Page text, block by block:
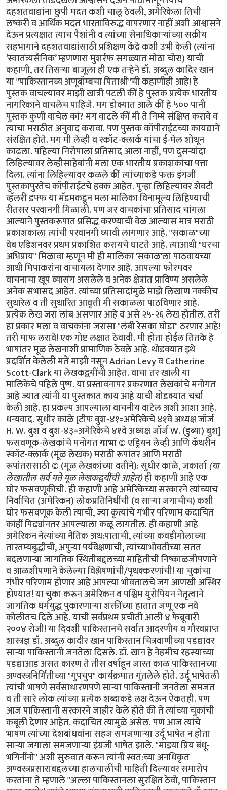
दहशतवाद्यांना छुपी मदत कशी चालू ठेवली, अमेरिकेला तिची
लष्करी व आर्थिक मदत भारताविरुद्ध वापरणार नाहीं अशी आश्वासने
देऊन प्रत्यक्षात त्याच पैशांनी व त्यांच्या सेनाधिकार्‍यांच्या सक्रीय
सहभागाने दहशतवाद्यांसाठी प्रशिक्षण केंद्रे कशी उभी केली (त्यांना
’स्वातंत्र्यसैनिक’ म्हणणारा मुशर्रफ सगळ्यात मोठा चोर!) याची
कहाणी, तर तिसर्‍या बाजूला ही एक तर्‍हेने डॉ. अब्दुल कादिर खान
या "पाकिस्तानच्य अणूबॉम्बचा पिताश्री"ची कहाणीही आहे! हे
पुस्तक वाचल्यावर माझी खात्री पटली कीं हे पुस्तक प्रत्येक भारतीय
नागरिकाने वाचलेच पाहिजे. मग डोक्यात आले कीं हे ५०० पानी
पुस्तक कुणी वाचेल कां? मग वाटले कीं मी ते निम्मे संक्षिप्त करावे व
त्याचा मराठीत अनुवाद करावा. पण पुस्तक कॉपीराईटच्या कायद्याने
संरक्षित होते. मग मी लेव्ही व स्कॉट-क्लार्क यांचा ई-मेल शोधून
काढला. पहिल्या निरोपाला प्रतिसाद आला नाहीं, पण दुसर्‍यांदा
लिहिल्यावर लेव्हीसाहेबांनी मला एक भारतीय प्रकाशकांचा पत्ता
दिला. त्यांना लिहिल्यावर कळले कीं त्यांच्याकडे फक्त इंगजी
पुस्तकापुरतेच कॉपीराईटचे हक्क आहेत. पुन्हा लिहिल्यावर शेवटी
व्हॅलरी डफ्फ या मॅडमकडून मला मालिका विनामूल्य लिहिण्याची
रीतसर परवानगी मिळाली. पण जर वाचकांचा प्रतिसाद चांगला
आल्याने पुस्तकरूपात प्रसिद्ध करण्याची वेळ आल्यास मात्र मराठी
प्रकाशकाला त्यांची परवानगी घ्यावी लागणार आहे. "सकाळ"च्या
वेब एडिशनवर प्रथम प्रकाशित करायचे घाटते आहे. त्याआधी "घरचा
अभिप्राय" मिळावा म्हणून मी ही मालिका 'सकाळ'ला पाठवायच्या
आधी मिपाकरांना वाचायला देणार आहे. आपल्या फोरमवर
वाचनाचा खूप व्यासंग असलेले व अनेक क्षेत्रांत प्राविण्य असलेले
अनेक सभासद आहेत. त्यांच्या प्रतिसादांमुळे माझे लिखाण नक्कीच
सुधारेल व ती सुधारित आवृत्ती मी सकाळला पाठविणार आहे.
प्रत्येक लेख जरा लांब असणार आहे व असे २५-२६ लेख होतील. तरी
हा प्रकार मला व वाचकांना जरासा "लंबी रेसका घोडा" ठरणार आहे!
तरी माफ लरावे! एक गोष्ट लक्षात ठेवावी. मी होता होईल तितके हे
भाषांतर मूळ लेखनाशी प्रामाणिक ठेवले आहे. थोडक्यात इथे
प्रदर्शित केलेली मतें माझी नसून Adrian Levy व Catherine
Scott-Clark या लेखकद्वयींची आहेत. वाचा तर खाली या
मालिकेचे पहिले पुष्प. या प्रस्तावनापर प्रकरणात लेखकांचे मनोगत
आहे ज्यात त्यांनी या पुस्तकात काय आहे याची थोडक्यात चर्चा
केली आहे. हा प्रकल्प आपल्याला वाचनीय वाटेल अशी आशा आहे.
धन्यवाद. सुधीर काळे [टीपः बुश-४१=अमेरिकेचे ४१वे अध्यक्ष जॉर्ज
H. W. बुश व बुश-४३=अमेरिकेचे ४१वे अध्यक्ष जॉर्ज W. (डुब्या) बुश]
फसवणूक-लेखकांचे मनोगतगाभा© एड्रियन लेव्ही आणि कॅथरीन
स्कॉट-क्लार्क (मूळ लेखक) मराठी रूपांतर आणि मराठी
रूपांतरासाठी © (मूळ लेखकांच्या वतीने): सुधीर काळे, जकार्ता(या
लेखातील सर्व मते मूळ लेखकद्वयींची आहेत)ही कहाणी आहे एक घोर फसवणूकीची. ही कहाणी आहे अमेरिकेच्या सरकारने त्यांच्याच निर्वाचित (अमेरिकन) लोकप्रतिनिधींची (व सार्‍या जगाचीच) कशी घोर फसवणूक केली त्याची, ज्या कृत्यांचे गंभीर परिणाम कदाचित कांहीं पिढ्यांनतर आपल्याला कळू लागतील. ही कहाणी आहे अमेरिकन नेत्यांच्या नैतिक अध:पाताची, त्यांच्या कवडीमोलाच्या तारतम्यबुद्धीची, अपुर्‍या पर्यवेक्षणाची, त्यांच्याभोवतीच्या सतत बदलणार्‍या जागतिक स्थितीबद्दलच्या माहितीची निष्काळजीपणाने व आळशीपणाने केलेल्या विश्लेषणांची/पृथक्करणांची! या चुकांचा गंभीर परिणाम होणार आहे आपल्या भोवतालचे जग आणखी अस्थिर होण्यात! या चुका करून अमेरिकन व पश्चिम युरोपियन नेतृत्वाने जागतिक धर्मयुद्ध पुकारणार्‍या शक्तींच्या हातात जणू एक नवे कोलीतच दिले आहे. याची सर्वप्रथम प्रचीती आली ४ फेब्रूवारी २००४ रोजी! या दिवशी पाकिस्तानचे सर्वात आदरणीय व गौरवप्राप्त शास्त्रज्ञ डॉ. अब्दुल कादीर खान पाकिस्तान चित्रवाणीच्या पडद्यावर सार्‍या पाकिस्तानी जनतेला दिसले. डॉ. खान हे नेहमीच रहस्याच्या पडद्याआड असत कारण ते तीस वर्षाहून जास्त काळ पाकिस्तानच्या अण्वस्त्रनिर्मितीच्या "गुपचुप" कार्यक्रमात गुंतलेले होते. उर्दू भाषेतली त्यांची भाषणे सर्वसाधारणपणे सार्‍या पाकिस्तानी जनतेला समजत व ती सारे लोक त्यांच्या प्रत्येक शब्दाकडे लक्ष देऊन ऐकतही. पण आज पाकिस्तानी सरकारने जाहीर केले होते कीं ते त्यांच्या चुकांची कबूली देणार आहेत. कदाचित त्यामुळे असेल. पण आज त्यांचे भाषण त्यांच्या देशबांधवांना सहज समजणार्‍या उर्दू भाषेत न होता सार्‍या जगाला समजणार्‍या इंग्रजी भाषेत झाले. "माझ्या प्रिय बंधू-भगिनींनो" अशी सुरुवात करून त्यांनी स्वत:च्या अनधिकृत अण्वस्त्रप्रसाराबद्दलच्या हालचालींची माहिती दिल्यावर समारोप करतांना ते म्हणाले "अल्ला पाकिस्तानला सुरक्षित ठेवो, पाकिस्तान अमर असो"! त्यांचे भाषण संपताक्षणी पाकिस्तानी लष्कराने डॉ खान यांनी प्रे. बुश ज्यांना "अनिष्ट राष्ट्रांचा अक्ष" म्हणत (Axis of Evil) त्या उत्तर कोरिया, इराण व लिबिया या अशा गिर्‍हाइकांसाठी एकट्याने हा अण्वस्त्रप्रसाराचा काळा बाजार कसा चालवला होता याची माहिती दिली. या घटनेनंतर पाकिस्तानला अण्वस्त्रें बनवायला सहाय्य करून अमेरिकेने सार्‍या जगाची कशी फसवणूक केली हे पहिल्यांदाच जगाच्या निदर्शनाला आले. अण्वस्त्रप्रसाराबद्दल कुप्रसिद्ध असलेल्या व "टायफॉइड मेरी" या (अपमानास्पद) टोपणनावाने ओळखल्या जाणार्‍या डॉ खाननी अशी कबूली का दिली याबाबत सार्‍या जगात तावातावाने तर्क-कुतर्क सुरू झाले. कुणाला वाटले की त्यांच्या राजकीय किंवा धार्मिक श्रद्धांमुळे दिली, कुणाला वाटले की स्वत:ची इभ्रत वाढविण्यासाठी व स्थान बळकट करण्यासाठी? कुणा बदमाष राजवटीसाठी? अफगाणिस्तानमधील जिहाद्यांसाठी? ओसामा बिन लादेनसाठी? कीं युरोप-अमेरिकेत अणूबॉम्ब उडवू पहाणार्‍या अतिरेक्यांच्या टोळ्यांसाठी? अनेक वृत्तपत्रांत आलेल्या अग्रलेखांत कुणाच्या फायद्यासाठी त्यांनी हा कबूलीजबाब दिला असावा याबाबतही तर्‍हेतर्‍हेच्या अटकळी प्रसिद्ध झाल्या. प्रेसिडेंट जॉर्ज बुश यांनीही या फसवणुकीला जणू संमतीच दिली. कांहीं दिवसांनंतर ते म्हणाले, "खान यांनी त्यांचे सारे गुन्हे मान्य केले आहेत आणि त्यांचे या गुन्ह्यातील सहकारी आता या धंद्यातून बाहेर फेकले गेले आहेत. खान व त्यांचे छोटे टोळके अतीशय धक्कादायक गुन्ह्यांबद्दल दोषी आहेत. पण त्यांच्यावर खटला घालायची गरज दिसत नाहीं. बुश पुढे म्हणाले, "प्रेसिडेंट मुशर्रफ यांनी मला आश्वासन दिले आहे कीं ते खान यांच्या जालाबद्दलची (network) सर्व माहिती अमेरिकन सरकारला देतील व तो देश (पाकिस्तान) अशा अण्वस्त्रप्रसाराच्या मुळाशी असू दिला जाणार नाहीं." पाकिस्तान सरकारचे या घटनेवर इतके पूर्ण नियंत्रण आहे कीं खान व त्यांच्या सहकारी शास्त्रज्ञांना अमेरिकेत खटला घालण्यासाठी अमेरिकेच्या किंवा इतर पाश्चात्य राष्ट्रांच्या स्वाधीन करण्याची गरज नाहीं. सत्य परिस्थिती तर अशी होती कीं खान यांची कबूली एक दिशाभूल करण्यासाठी दिलेली कॢप्तीच होती. अण्वस्त्रांची काळी बाजारपेठ खान यांच्या नियंत्रणाखाली चालली तर होतीच, पण जाहीर व खासगी वक्तव्यात फरक असा होता कीं अशा तर्‍हेचा काळा बाजार एका व्यक्तीचे काम नव्हते तर हे काम एका राष्ट्राच्या (पाकिस्तानच्या) परराष्ट्रनीतीचा भाग होता व त्याचे पर्यवेक्षण पाकिस्तानी लष्करी अधिकार्‍यांची टोळी करत होती. वर हे राष्ट्र अमेरिकेच्या अतिरेक्यांविरुद्धच्या लढाईतील एक महत्वाचे दोस्त राष्ट्र म्हणून दुटप्पीपणे मिरवत होते. तीसेक वर्षें लागोपाठ सत्तेवर आलेल्या अमेरिकन सरकारांनी, मग ती रिपब्लिकन पक्षाची असोत किंवा डेमोक्रॅटिक पक्षाची असोत, तसेच इंग्लंड व इतर पाश्चात्य युरोपियन राष्ट्रांनी पाकिस्तानला अतीशय मर्यादित प्रसारण असलेले व निषिद्ध असे अण्वस्त्रांबद्दलचे तंत्रज्ञान मिळवू दिले होते. एका अनर्थपूर्ण युगात पाकिस्तानने हे निषिद्ध तंत्रज्ञान कसे अनिष्ट राष्ट्रांना विकण्यात पुढाकार घेतला ही माहिती महत्वाची सरकारी साधने चुकीच्या दिशेने वापरून व आधीचे नियम रद्दबातल करून सर्वांपासून लपवून ठेवली. गुप्त माहिती मिळवण्याच्या क्रियेचीही धार बोथट करण्यात आली आणि परराष्ट्रखाते व संरक्षणखाते यासारख्या सरकारी खात्यांना जणू वेढून राष्ट्राध्यक्षांच्या तत्वांना पाठिंबा देण्यास, प्रतिनिधीसभेला डावलण्यास व देशाचे कायदे मोडण्यास भाग पाडण्यात आले होते. अमेरिकेच्या परराष्ट्रखात्याचा प्रवक्ता रिचर्ड बाऊचर याने डॉ खान प्रकरण म्हणजे पाकिस्तानी हुकूमशहा/राष्ट्राध्यक्ष मुशर्रफ यांच्या कसोटीचा क्षण असे वर्णन केले आहे. खान हे सर्व देशाचा मानबिंदू होते व त्यांचे नाव काढताच पाकिस्तानी नागरिकांची छाती गर्वाने फुगायची. पाकिस्तानला शिवणाच्या धारदार सुयासुद्धा बनवता येत नाहींत अशी मल्लीनाथी करणार्‍या डॉ खान यांनी अतीशय आधुनिक तंत्रज्ञानाचा वापर करून भारताच्या कुठल्याही शहरावर हल्ला करू शकणारी अण्वस्त्रे मोठ्या प्रमाणावर बनविण्याची एक "असेंब्ली लाईन" उभी केली व त्यांना पाकिस्तानी जनतेनेच "अणूबॉम्बचे पिताश्री" हा जणू एक किताबच दिला. फारच थोड्या लोकांना हे माहीत आहे की डॉ खान हे या अण्वस्त्र-उत्पादनाच्या प्रकल्पात अपघातानेच शिरले. पाकिस्तानात योग्यशी नोकरी न मिळाल्यामुळे ते चिडून उच्च शिक्षणासाठी युरोपला गेले व एका विश्वविद्यालयात प्रवेश मिळविण्याच्या रांगेत उभे असताना ’हेनी’ नावाच्या एका डच मुलीच्या प्रेमात पडले व तिच्याशी विवाहबद्ध झाले. एका गोर्‍या बाईचे पति म्हणून त्यांना एरवी मिळाली नसती अशी अतीशय संवेदनशील अशा गोपनीय क्षेत्रात भाषांतरकाराची नोकरी मिळाली व अण्वस्त्रांबद्दलची अतीशय गुप्त अशी माहिती त्यांच्या नजरेखालून जाऊ लागली. त्याचे महत्व समजल्यामुळे त्यांनी ती सर्व कागदपत्रे व ड्रॉइंग्ज चोरली व त्या कागदपत्रांनी भरलेले तीन पेटारे घेऊन ते पाकिस्तानात परत आले. जुल्फिकार अली भुत्तो यांच्या प्रोत्साहनाने ते अणूबॉम्ब बनवायच्या प्रोजेक्टचे प्रमुख झाले व मग त्या क्षेत्रात त्यांची व पाकिस्तानची प्रगती सुरू झाली. त्यानंतर पुढच्या वर्षापासून पाकिस्तानी अधिकारी व पाकिस्तानी दलाल/एजंट यांनी युरोप व उत्तर अमेरिकेत त्यांना हव्या असलेल्या यंत्रसामुग्री व इतर वस्तूंची जोरदार खरेदी सुरू केली. डॉ. खान हे सूत्रधाराचे व वेगवेगळ्या गटांमधील समन्वय ठेवण्याचे काम पहात होते व पश्चिम युरोपीमधील गुपचुपपणे अणूबॉम्ब बनविण्याचा कार्यक्रम राबवणार्‍या कंपन्यांतील वैज्ञानिक, कारखानदार, इंजिनियर व धातुशास्त्रज्ञ यांच्याबरोबरील मैत्री आणखी जवळची करून व त्यांच्याशी वागताना अतीशय गोडीगुलाबीचा वापर करून व त्यांच्यावर आपल्या गोड बोलण्याने एक तर्‍हेची छाप किंवा मोहिनी टाकून अशी सामग्री मिळवण्याच्या वाटेतील अडचणी दूर करत होते. जेंव्हा १९७७ साली भुत्तोंची पंतप्रधानपदावरून उचलबांगडी झाली, तेंव्हा हा अणूप्रकल्प नवे हुकूमशहा ज. झिया उल हक यांच्या अखत्यारीतील सैनिकी विभागाकडे जावा अशी अमेरिकन गुप्तचर संघटना सी.आय.ए.ची इच्छा होती. त्यामुळे खान यांचे जगभरच्या खरेदीमध्ये गुंतलेले गट पाकिस्तानी लष्करशहा व पाकिस्तानी गुप्तचर संघटना आय. एस. आय. यांच्या हुकुमाखाली आले. (म्हणजेच अमेरिकन गुप्तचर संघटना सी.आय.ए.ला या अणूबॉम्ब प्रकल्पाची कल्पना १९७७ पासून होती) पण तसे असले तरी पाकिस्तानच्या अणूबॉम्ब प्रकल्पाबद्दल जास्त माहिती असणे हे तोट्याचे ठरू लागले. जिमी कार्टर हे १९७७ सालची राष्ट्रपतीपदाची निवडणूक जिंकून अधिकारावर आले तेंव्हा जगातली अण्वस्त्रें कमी करायची हे ध्येय समोर ठेवूनच ते अधिकारावर आले होते. पण त्यांचे राष्ट्रीय सुऱक्षा सल्लागार बिन्यू ब्रेझिंस्की (Zbigniew Brzezinski) यांनी त्यांना त्यांची दिशा बदलायचा सल्ला दिला. पाकिस्तान हे राष्ट्र साम्यवादाविरुद्धच्या लढाईतील एक धक्काप्रतिबंधक (buffer) म्हणून उपयुक्त राष्ट्र असल्याचा कार्टर यांना सल्ला देण्यात आला व पाकिस्तानला या कामात राजी-खुषी सामील करून घेण्यासाठी त्या राष्ट्राचे मन वळविण्याचाही त्यांना सल्ला दिला. झियाच्या मनसुब्याला छुपा पाठिंबा देऊन मग त्याच्या मोबदल्यात अण्वस्त्रे बनवायची ही योजना होती! पाकिस्तानने जर रशियाचा प्रतिकार केला तर त्यांच्या अण्वस्त्रें बनविण्याच्या प्रकल्पाकडे अमेरिका दुर्ल़क्ष करेल असेही ज. झियांना सांगण्यात आले. १९८० साली कार्टर यांच्या जागी रेगन आले व त्यांनी कार्टर यांच्या अण्वस्त्रप्रसारबंदीच्या कार्यक्रमाला केरात काढले. राष्ट्रीय सुरक्षा समिती व सल्लागार यांचेही अवमूल्यन करण्यात आले व विल्यम केसी यांच्या नेतृत्वाखाली सी.आय.ए. ही संघटना सर्वेसर्वा झाली आणि गुप्तहेरखाते एक माहितीचे साधनच न रहाता ते एक प्रे. रेगन यांच्या धोरणाच्या समर्थनार्थ वापरायचे एक हत्यार बनले. त्यापाठोपाठ अमेरिकन अधिकारी पैसे घेऊन इस्लामाबादला पोचले व बरोबर हाही निरोप घेऊन आले कीं अमेरिका पाकिस्तानच्या वाढत्या अण्वस्त्रें बनविण्याच्या प्रकल्पाकडे काणाडोळा करेल. पण पुढे जसजसे पाकिस्तानच्या अण्वस्त्रनिर्मितीच्या प्रकल्पाचे रोपटे भराभर वाढू लागले तसतसे तो प्रकल्प गुप्त ठेवणे अवघड जाऊ लागले. प्रे. रेगन यांनी आशावादावर आधारित आक्रमकपणे तह/करार करण्याचा पायंडा मरगळलेल्या वॉशिंग्टनला आणला, पण उपयुक्ततेच्या व सोयीच्या तत्वावर जे परराष्ट्र धोरण सुरू केले गेले त्याचे रूपांतर झपाट्याने एका षड्यंत्रात झाले ज्यात अमेरिकेचे परराष्ट्रखातेही सामील झाले व पाकिस्तानच्या अण्वस्त्र-प्रकल्पाबद्दलच्या गुप्त बातम्यावर जे विरोध करतील त्यांच्या कामात अडथळेही आणू लागले. या सावळ्या गोंधळात पाकिस्तानने १९८३ साली स्फोटकें न वापरता केलेली अण्वस्त्रांची चांचणी (cold-testing), एवढेच नव्हे तर स्फोटकांसह चीनच्या मदतीने १९८४ साली केलेली चांचणीही (hot-testing) गुप्त ठेवण्यात अमेरिकेला यश मिळाले. पाकिस्तान व चीन या देशांमधील अण्वस्त्र-संबंधांना खोल गाडून टाकण्यातही रेगनच्या अधिकार्‍यांना यश मिळाले. यात चीनकडून मिळालेली बॉम्बची ड्रॉइंग्स, रेडियो आयसोटोप्स व इतर "हवी ती व हवी तितकी" तांत्रिक मदत यांचाही समावेश होता. याच्या मोबदल्यात चिनी आण्विक ऊर्जा कंत्राटदारांकडून अमेरिकन कंपन्यांनी कोट्यानुकोटी डॉलर्सची कंत्राटे मिळविली. जेंव्हा प्रे. रेगन यांची कारकीर्द १९८९ साली संपली तेंव्हा पाकिस्तानकडे चांचणी केलेली व वापरता येण्याजोगी अण्वस्त्रे होती. व या अस्त्रांच्या निर्मितीचा बहुतांश खर्च अमेरिकेकडून ’मदत’ म्हणून मिळालेल्या पैशातूनच झाला होता कारण ’मदत’ म्हणून मिळालेल्या पुंजीतले अब्जावधी डॉलर्स पाकिस्तानच्या लष्करशहांनी या कामाकडे वळविले होते. अमेरिकेच्या पेंटॅगॉनमधील अधिकारी पाकिस्तानचे रक्षक/वॉचमन ठरले. त्यांनी गुप्तहेरखात्यांचे अहवाल आपल्याला हवे तसे पुन्हा लिहिवले ज्यात पाकिस्तानच्या या अण्वस्त्रक्षमतेबद्दल जाणून-बुजून आहे त्यापेक्षा कमी आहे असे दाखविले गेले. तेही अशा वेळी कीं इस्लामाबाद व दिल्ली यांच्यातला संघर्ष अगदी निकरावर आला होत